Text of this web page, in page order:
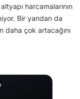
harcamalarının
Bir yandan da
daha çok artacağını